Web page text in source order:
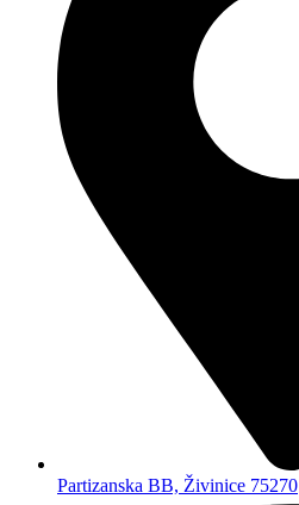
Partizanska BB, Živinice 75270